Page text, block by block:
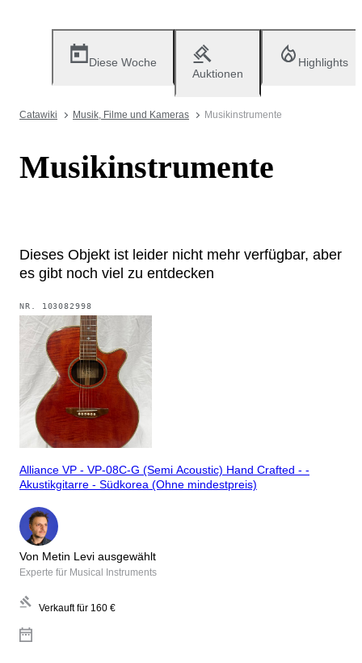
Diese Woche
Auktionen
Highlights
Catawiki Musik, Filme und Kameras Musikinstrumente
Musikinstrumente
Dieses Objekt ist leider nicht mehr verfügbar, aber
es gibt noch viel zu entdecken
NR. 103082998
Alliance VP - VP-08C-G (Semi Acoustic) Hand Crafted - -
Akustikgitarre - Südkorea (Ohne mindestpreis)
Von Metin Levi ausgewählt
Experte für Musical Instruments
Verkauft für 160 €